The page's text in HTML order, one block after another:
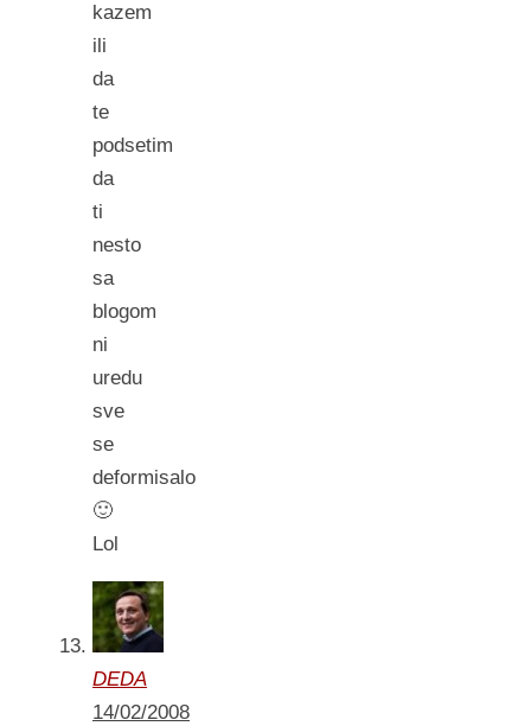
kazem
ili
da
te
podsetim
da
ti
nesto
sa
blogom
ni
uredu
sve
se
deformisalo
🙂
Lol
DEDA
14/02/2008